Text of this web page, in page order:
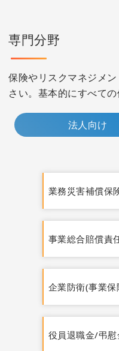
専門分野
保険やリスクマネジメ
さい。基本的にすべて
法人向け
業務災害補償保
事業総合賠償責
企業防衛(事業保
役員退職金/弔